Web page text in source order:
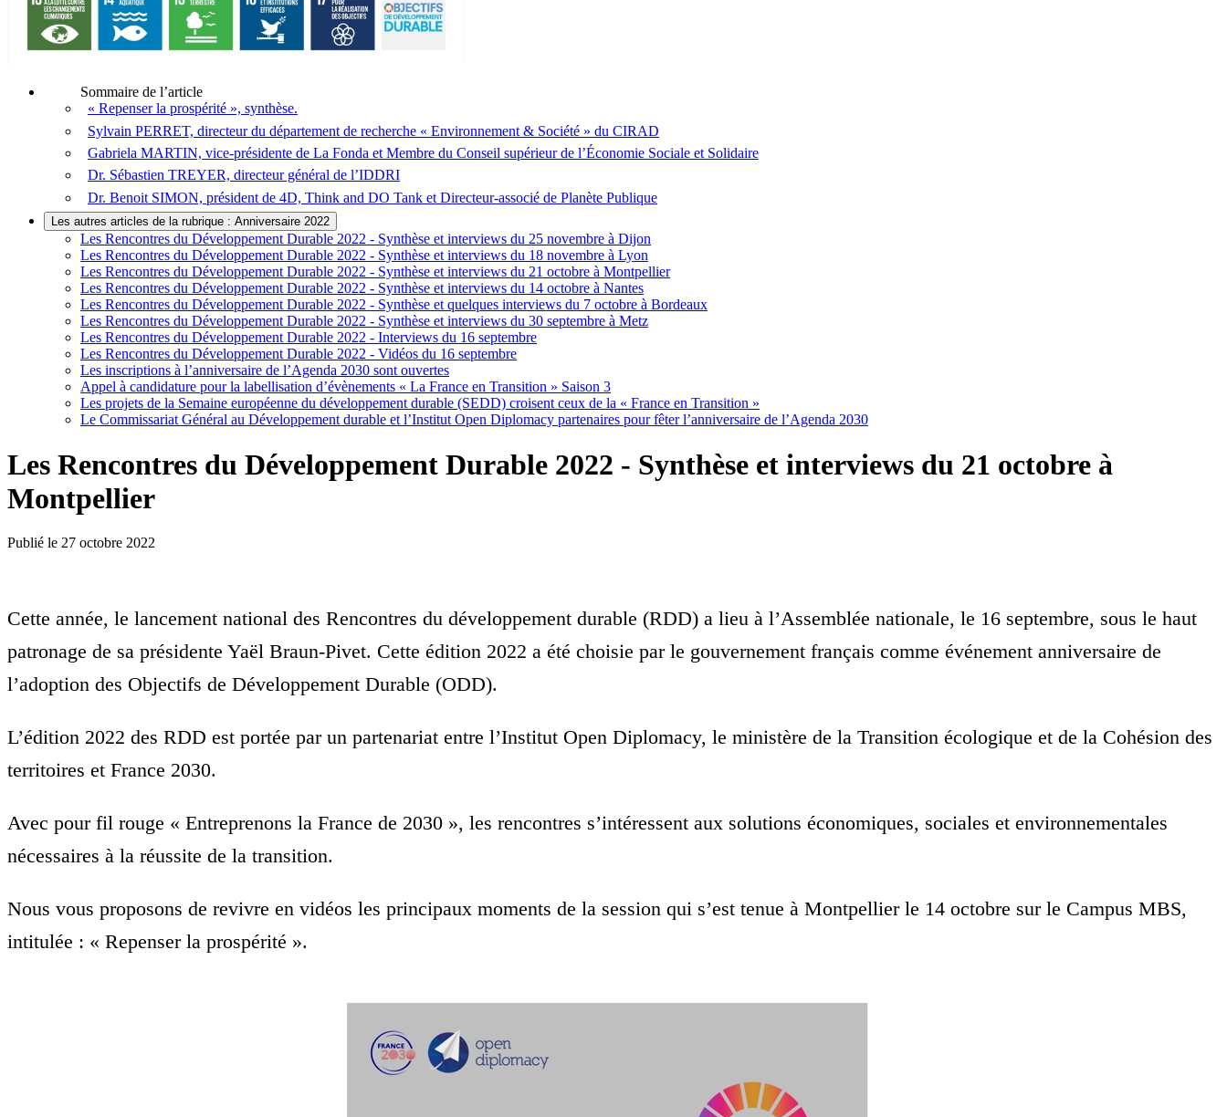
Sommaire de l’article
« Repenser la prospérité », synthèse.
Sylvain PERRET​, directeur du département de recherche « Environnement & Société » du CIRAD
Gabriela MARTIN​, vice-présidente de La Fonda et Membre du Conseil supérieur de l’Économie Sociale et Solidaire
Dr. Sébastien TREYER​, directeur général de l’IDDRI
Dr. Benoit SIMON, président de 4D, Think and DO Tank et Directeur-associé de Planète Publique
Les autres articles de la rubrique : Anniversaire 2022
Les Rencontres du Développement Durable 2022 - Synthèse et interviews du 25 novembre à Dijon
Les Rencontres du Développement Durable 2022 - Synthèse et interviews du 18 novembre à Lyon
Les Rencontres du Développement Durable 2022 - Synthèse et interviews du 21 octobre à Montpellier
Les Rencontres du Développement Durable 2022 - Synthèse et interviews du 14 octobre à Nantes
Les Rencontres du Développement Durable 2022 - Synthèse et quelques interviews du 7 octobre à Bordeaux
Les Rencontres du Développement Durable 2022 - Synthèse et interviews du 30 septembre à Metz
Les Rencontres du Développement Durable 2022 - Interviews du 16 septembre
Les Rencontres du Développement Durable 2022 - Vidéos du 16 septembre
Les inscriptions à l’anniversaire de l’Agenda 2030 sont ouvertes
Appel à candidature pour la labellisation d’évènements « La France en Transition » Saison 3
Les projets de la Semaine européenne du développement durable (SEDD) croisent ceux de la « France en Transition »
Le Commissariat Général au Développement durable et l’Institut Open Diplomacy partenaires pour fêter l’anniversaire de l’Agenda 2030
Les Rencontres du Développement Durable 2022 - Synthèse et interviews du 21 octobre à
Montpellier
Publié le 27 octobre 2022
Cette année, le lancement national des Rencontres du développement durable (RDD) a lieu à l’Assemblée nationale, le 16 septembre, sous le haut
patronage de sa présidente Yaël Braun-Pivet. Cette édition 2022 a été choisie par le gouvernement français comme événement anniversaire de
l’adoption des Objectifs de Développement Durable (ODD).
L’édition 2022 des RDD est portée par un partenariat entre l’Institut Open Diplomacy, le ministère de la Transition écologique et de la Cohésion des
territoires et France 2030.
Avec pour fil rouge « Entreprenons la France de 2030 », les rencontres s’intéressent aux solutions économiques, sociales et environnementales
nécessaires à la réussite de la transition.
Nous vous proposons de revivre en vidéos les principaux moments de la session qui s’est tenue à Montpellier le 14 octobre sur le Campus MBS,
intitulée : « Repenser la prospérité ».